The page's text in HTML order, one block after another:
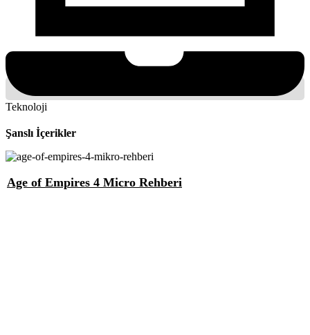
Teknoloji
Şanslı İçerikler
Age of Empires 4 Micro Rehberi